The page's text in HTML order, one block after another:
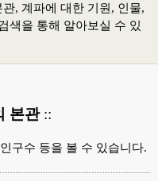
, 계파에 대한 기원, 인물,
색을 통해 알아보실 수 있
본관::
구수 등을 볼 수 있습니다.